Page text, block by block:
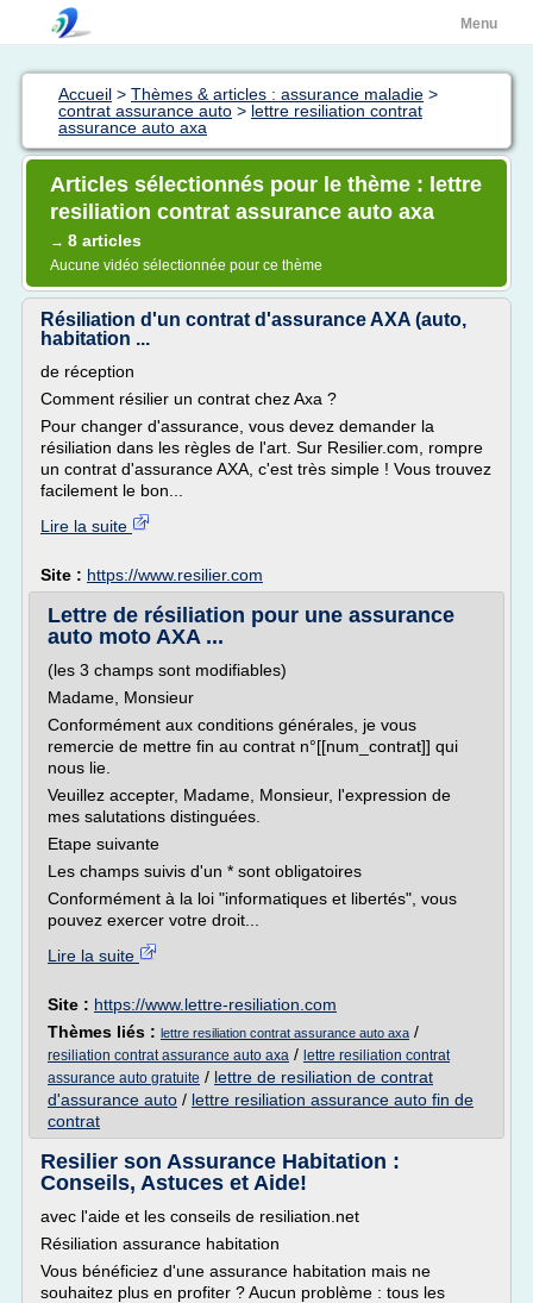
Menu
Accueil > Thèmes & articles : assurance maladie >
contrat assurance auto > lettre resiliation contrat
assurance auto axa
Articles sélectionnés pour le thème : lettre
resiliation contrat assurance auto axa
→ 8 articles
Aucune vidéo sélectionnée pour ce thème
Résiliation d'un contrat d'assurance AXA (auto,
habitation ...
de réception
Comment résilier un contrat chez Axa ?
Pour changer d'assurance, vous devez demander la
résiliation dans les règles de l'art. Sur Resilier.com, rompre
un contrat d'assurance AXA, c'est très simple ! Vous trouvez
facilement le bon...
Lire la suite
Site : https://www.resilier.com
Lettre de résiliation pour une assurance
auto moto AXA ...
(les 3 champs sont modifiables)
Madame, Monsieur
Conformément aux conditions générales, je vous
remercie de mettre fin au contrat n°[[num_contrat]] qui
nous lie.
Veuillez accepter, Madame, Monsieur, l'expression de
mes salutations distinguées.
Etape suivante
Les champs suivis d'un * sont obligatoires
Conformément à la loi "informatiques et libertés", vous
pouvez exercer votre droit...
Lire la suite
Site : https://www.lettre-resiliation.com
Thèmes liés : lettre resiliation contrat assurance auto axa /
resiliation contrat assurance auto axa / lettre resiliation contrat
assurance auto gratuite / lettre de resiliation de contrat
d'assurance auto / lettre resiliation assurance auto fin de
contrat
Resilier son Assurance Habitation :
Conseils, Astuces et Aide!
avec l'aide et les conseils de resiliation.net
Résiliation assurance habitation
Vous bénéficiez d'une assurance habitation mais ne
souhaitez plus en profiter ? Aucun problème : tous les